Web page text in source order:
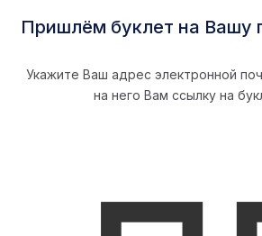
Пришлём буклет на Вашу
Укажите Ваш адрес электронной
на него Вам ссылку на